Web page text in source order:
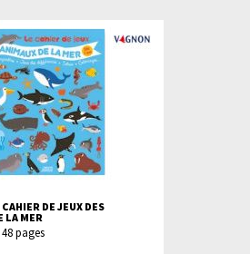
DE JEUX DES
LA MER
pages